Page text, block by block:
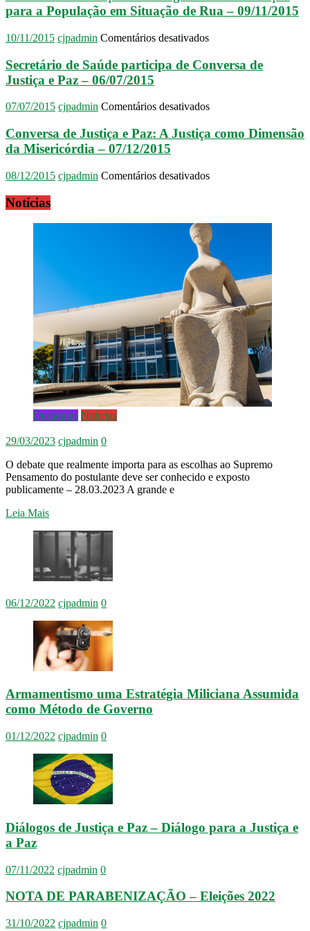
para a População em Situação de Rua – 09/11/2015
10/11/2015 cjpadmin Comentários desativadosem
de
Justiça
Dignidade
Habitação
População
Rua
–
09/11/2015
Secretário de Saúde participa de Conversa de
Justiça e Paz – 06/07/2015
07/07/2015 cjpadmin Comentários desativadosem
de
Saúde
Conversa
Paz
–
06/07/2015
Conversa de Justiça e Paz: A Justiça como Dimensão
da Misericórdia – 07/12/2015
08/12/2015 cjpadmin Comentários desativadosem
e
Paz:
A
Justiça
como
Dimensão
da
Misericórdia
–
07/12/2015
Notícias
Destaques Notícias
29/03/2023 cjpadmin 0
O debate que realmente importa para as escolhas ao Supremo
Pensamento do postulante deve ser conhecido e exposto
publicamente – 28.03.2023 A grande e
Leia Mais
06/12/2022 cjpadmin 0
Armamentismo uma Estratégia Miliciana Assumida
como Método de Governo
01/12/2022 cjpadmin 0
Diálogos de Justiça e Paz – Diálogo para a Justiça e
a Paz
07/11/2022 cjpadmin 0
NOTA DE PARABENIZAÇÃO – Eleições 2022
31/10/2022 cjpadmin 0